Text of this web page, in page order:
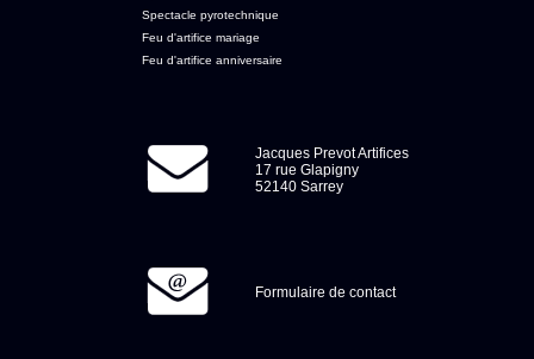
Spectacle pyrotechnique
Feu d'artifice mariage
Feu d'artifice anniversaire
Jacques Prevot Artifices
17 rue Glapigny
52140 Sarrey
Formulaire de contact